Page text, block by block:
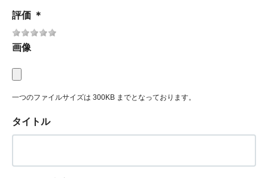
評価 ＊
画像
一つのファイルサイズは 300KB までとなっております。
タイトル